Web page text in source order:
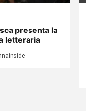
presenta la
letteraria